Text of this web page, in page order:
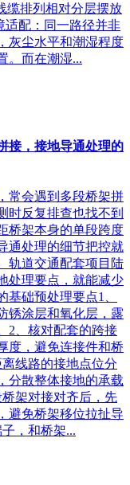
缆排列相对分层摆放
适配：同一路径并非
灰尘水平和潮湿程度
。而在潮湿...
接，接地导通处理的
常会遇到多段桥架拼
时反复排查也找不到
桥架本身的单段跨度
通处理的细节把控就
轨道交通配套项目陆
处理要点，就能减少
础预处理要点1、
锈涂层和氧化层，露
2、核对配套的跨接
度，避免连接件和桥
线路的接地点位分
分散整体接地的承载
架对接对齐后，先
避免桥架移位拉扯导
，和桥架...